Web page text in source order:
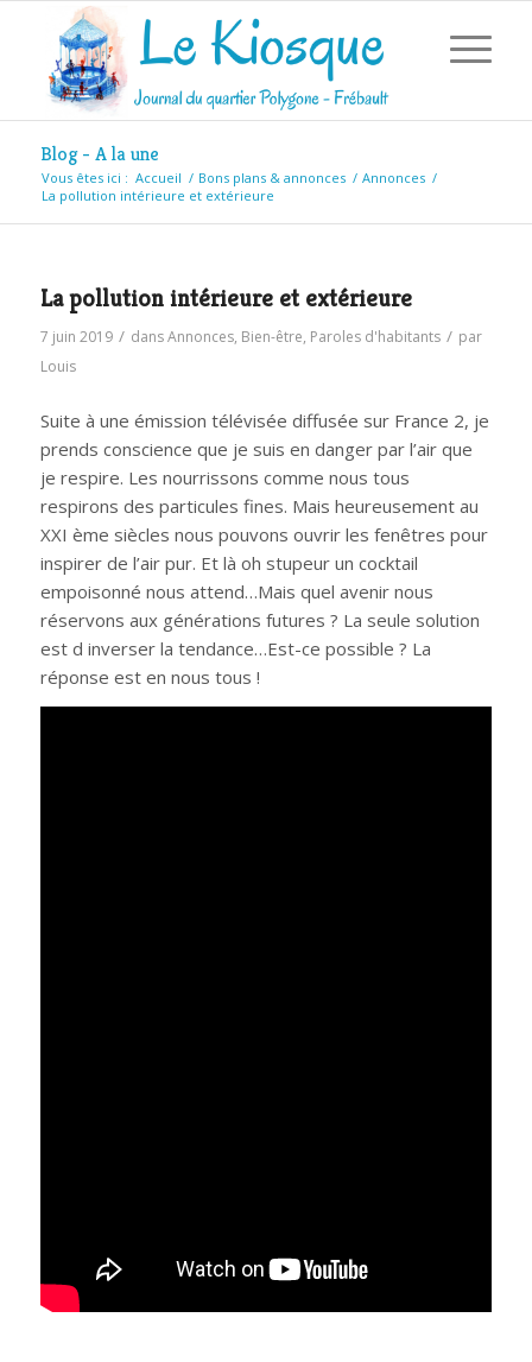
Blog - A la une
Vous êtes ici : Accueil / Bons plans & annonces / Annonces /
La pollution intérieure et extérieure
La pollution intérieure et extérieure
7 juin 2019 / dansAnnonces, Bien-être, Paroles d'habitants / par
Louis
Suite à une émission télévisée diffusée sur France 2, je
prends conscience que je suis en danger par l’air que
je respire. Les nourrissons comme nous tous
respirons des particules fines. Mais heureusement au
XXI ème siècles nous pouvons ouvrir les fenêtres pour
inspirer de l’air pur. Et là oh stupeur un cocktail
empoisonné nous attend…Mais quel avenir nous
réservons aux générations futures ? La seule solution
est d inverser la tendance…Est-ce possible ? La
réponse est en nous tous !